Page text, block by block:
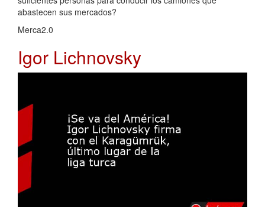
abastecen sus mercados?
Merca2.0
Igor Lichnovsky